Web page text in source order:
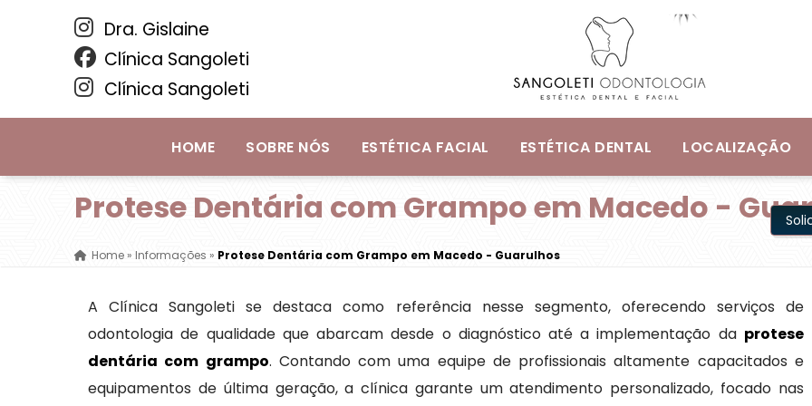
Dra. Gislaine
Clínica Sangoleti
Clínica Sangoleti
HOME SOBRE NÓS ESTÉTICA FACIAL ESTÉTICA DENTAL LOCALIZAÇÃO
Protese Dentária com Grampo em Macedo -
Home»Informações » Protese Dentária com Grampo em Macedo - Guarulhos
A Clínica Sangoleti se destaca como referência nesse segmento, oferecendo serviços de
odontologia de qualidade que abarcam desde o diagnóstico até a implementação da protese
dentária com grampo. Contando com uma equipe de profissionais altamente capacitados e
equipamentos de última geração, a clínica garante um atendimento personalizado, focado nas